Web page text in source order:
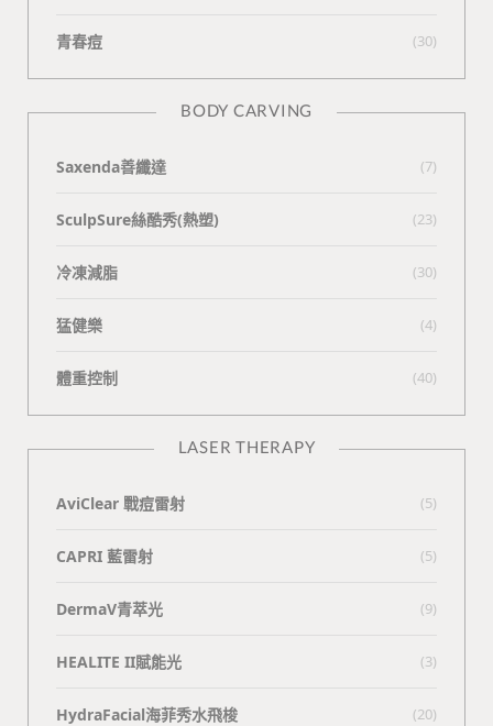
青春痘 (30)
BODY CARVING
Saxenda善纖達 (7)
SculpSure絲酷秀(熱塑) (23)
冷凍減脂 (30)
猛健樂 (4)
體重控制 (40)
LASER THERAPY
AviClear 戰痘雷射 (5)
CAPRI 藍雷射 (5)
DermaV青萃光 (9)
HEALITE II賦能光 (3)
HydraFacial海菲秀水飛梭 (20)